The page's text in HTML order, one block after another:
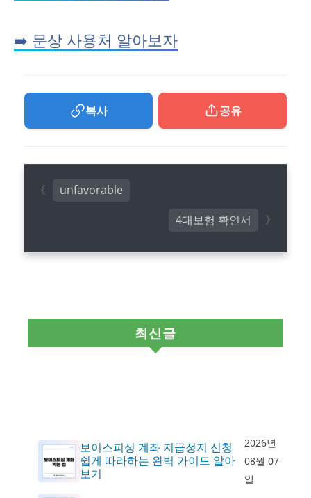
➡️ 문상 사용처 알아보자
복사 공유
4대보험 확인서
unfavorable
최신글
보이스피싱 계좌 지급정지 신청
쉽게 따라하는 완벽 가이드 알아
보기
2026년
08월 07
일